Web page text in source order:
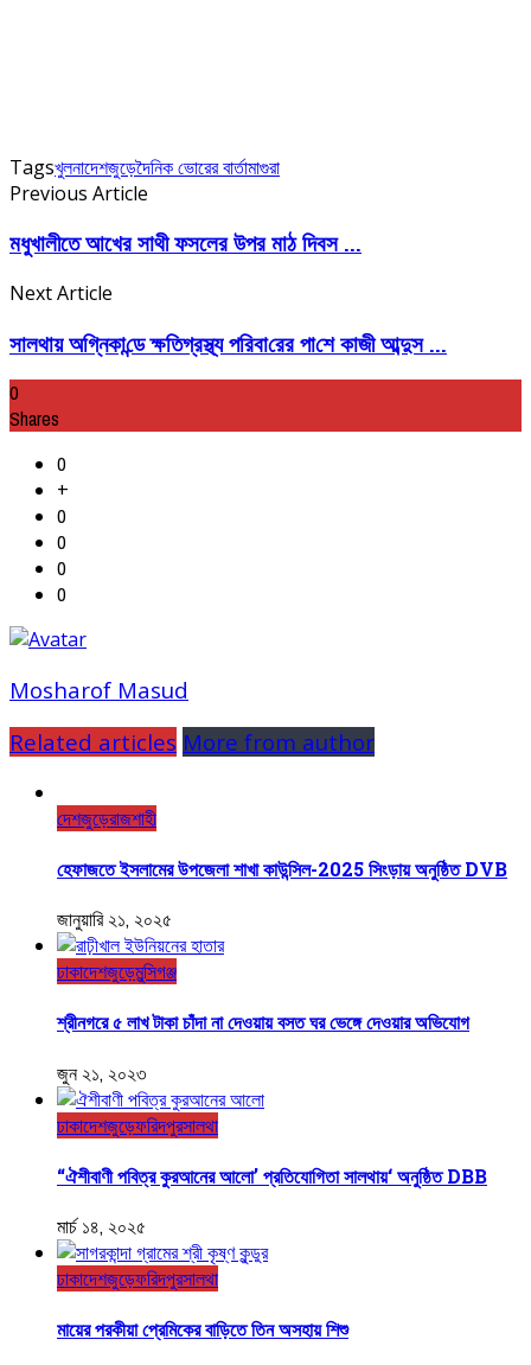
Tagsখুলনাদেশজুড়েদৈনিক ভোরের বার্তামাগুরা
Previous Article
মধুখালীতে আখের সাথী ফসলের উপর মাঠ দিবস ...
Next Article
সালথায় অ‌গ্নিকা‌ন্ডে ক্ষতিগ্রস্থ্য প‌রিবা‌রের পা‌শে কাজী আব্দুস ...
0
Shares
0
+
0
0
0
0
Mosharof Masud
Related articles More from author
দেশজুড়েরাজশাহী
হেফাজতে ইসলামের উপজেলা শাখা কাউন্সিল-2025 সিংড়ায় অনুষ্ঠিত DVB
জানুয়ারি ২১, ২০২৫
ঢাকাদেশজুড়েমুন্সিগঞ্জ
শ্রীনগরে ৫ লাখ টাকা চাঁদা না দেওয়ায় বসত ঘর ভেঙ্গে দেওয়ার অভিযোগ
জুন ২১, ২০২৩
ঢাকাদেশজুড়েফরিদপুরসালথা
“ঐশীবাণী পবিত্র কুরআনের আলো’ প্রতিযোগিতা সালথায়‘ অনুষ্ঠিত DBB
মার্চ ১৪, ২০২৫
ঢাকাদেশজুড়েফরিদপুরসালথা
মায়ের পরকীয়া প্রেমিকের বাড়িতে তিন অসহায় শিশু